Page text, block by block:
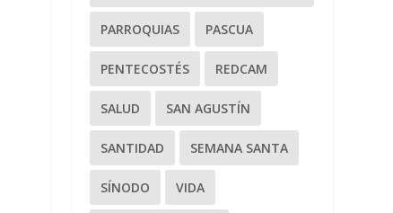
PARROQUIAS PASCUA
PENTECOSTÉS REDCAM
SALUD SAN AGUSTÍN
SANTIDAD SEMANA SANTA
SÍNODO VIDA